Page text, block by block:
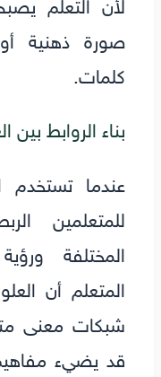
صورة ذهنية
كلمات.
بناء الروابط
عندما تستخدم
للمتعلمين
المختلفة
المتعلم أن
شبكات معنى
قد يضيء